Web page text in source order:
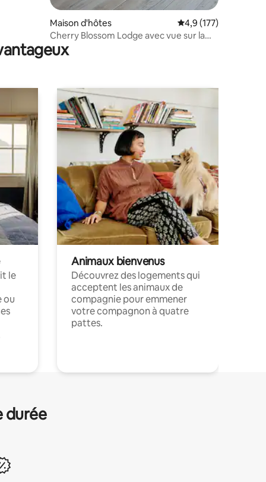
Maison d'hôtes Évaluation moyenne
4,9 (177)
Cherry Blossom Lodge avec vue sur la
campagne
le
ou
Animaux bienvenus
Découvrez des logements qui
acceptent les animaux de
compagnie pour emmener
votre compagnon à quatre
pattes.
durée